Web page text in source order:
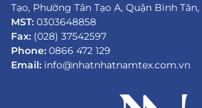
Tạo, Phường Tân Tạo A, Quận Bình Tân,
MST: 0303648858
Fax: (028) 37542597
Phone: 0866 472 129
Email: info@nhatnhatnamtex.com.vn